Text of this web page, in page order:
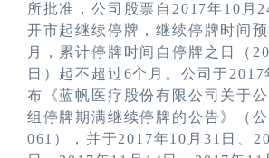
所批准，公司股票自2017年10月
开市起继续停牌，继续停牌时间
月，累计停牌时间自停牌之日（
日）起不超过6个月。公司于2017
布《蓝帆医疗股份有限公司关于
组停牌期满继续停牌的公告》（公
061 ），并于2017年10 月 31 日、